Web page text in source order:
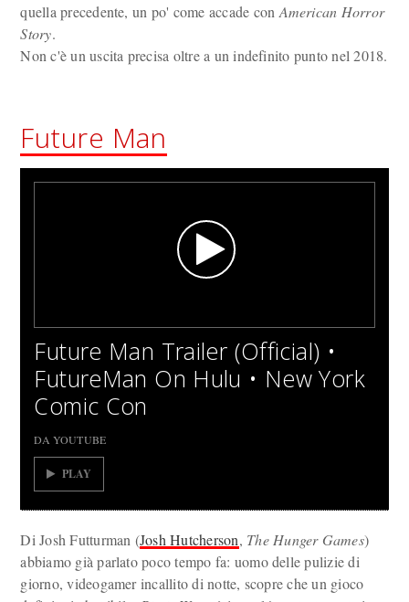
quella precedente, un po' come accade con American Horror
Story.
Non c'è un uscita precisa oltre a un indefinito punto nel 2018.
Future Man
Future Man Trailer (Official) •
FutureMan On Hulu • New York
Comic Con
DA YOUTUBE
PLAY
Di Josh Futturman (Josh Hutcherson, The Hunger Games)
abbiamo già parlato poco tempo fa: uomo delle pulizie di
giorno, videogamer incallito di notte, scopre che un gioco